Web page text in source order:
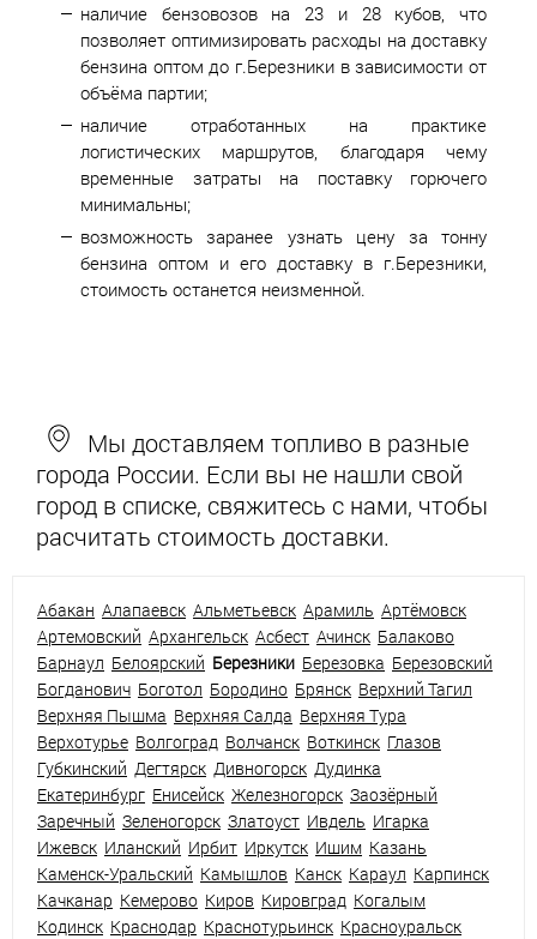
наличие бензовозов на 23 и 28 кубов, что
позволяет оптимизировать расходы на доставку
бензина оптом до г.Березники в зависимости от
объёма партии;
наличие отработанных на практике
логистических маршрутов, благодаря чему
временные затраты на поставку горючего
минимальны;
возможность заранее узнать цену за тонну
бензина оптом и его доставку в г.Березники,
стоимость останется неизменной.
Мы доставляем топливо в разные
города России. Если вы не нашли свой
город в списке, свяжитесь с нами, чтобы
расчитать стоимость доставки.
Абакан Алапаевск Альметьевск Арамиль Артёмовск
Артемовский Архангельск Асбест Ачинск Балаково
Барнаул Белоярский Березники Березовка Березовский
Богданович Боготол Бородино Брянск Верхний Тагил
Верхняя Пышма Верхняя Салда Верхняя Тура
Верхотурье Волгоград Волчанск Воткинск Глазов
Губкинский Дегтярск Дивногорск Дудинка
Екатеринбург Енисейск Железногорск Заозёрный
Заречный Зеленогорск Златоуст Ивдель Игарка
Ижевск Иланский Ирбит Иркутск Ишим Казань
Каменск-Уральский Камышлов Канск Караул Карпинск
Качканар Кемерово Киров Кировград Когалым
Кодинск Краснодар Краснотурьинск Красноуральск